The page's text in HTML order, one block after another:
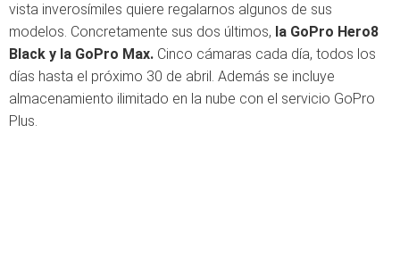
vista inverosímiles quiere regalarnos algunos de sus
modelos. Concretamente sus dos últimos, la GoPro Hero8
Black y la GoPro Max. Cinco cámaras cada día, todos los
días hasta el próximo 30 de abril. Además se incluye
almacenamiento ilimitado en la nube con el servicio GoPro
Plus.